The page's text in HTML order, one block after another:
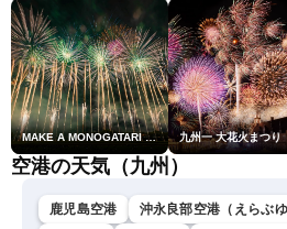
MAKE A MONOGATARI 2026 九州一 大花火まつり
空港の天気（九州）
鹿児島空港
沖永良部空港（えらぶ